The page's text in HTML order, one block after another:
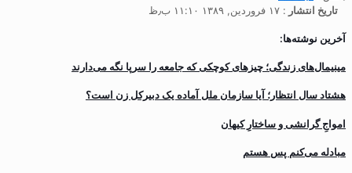
تاریخ انتشار : ۱۷ فروردین, ۱۳۸۹ ۱۱:۱۰ ب٫ظ
آخرین نوشته‌ها:
مینیمال‌های زندگی؛ چیزهای کوچکی که جامعه را سرپا نگه می‌دارند
هشتاد سال انتظار؛ آیا سازمان ملل آماده یک دبیرکل زن است؟
‌امواجِ گرانشی و ساختارِ کیهان
مبادله می‌کنم پس هستم